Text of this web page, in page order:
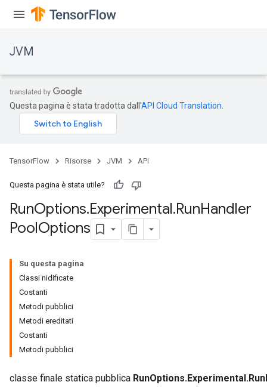
JVM
Questa pagina è stata tradotta dall'API Cloud Translation
TensorFlow Risorse JVM API
Questa pagina è stata utile?
RunOptions.Experimental.RunHandler
PoolOptions
Su questa pagina
Classi nidificate
Costanti
Metodi pubblici
Metodi ereditati
Costanti
Metodi pubblici
classe finale statica pubblica